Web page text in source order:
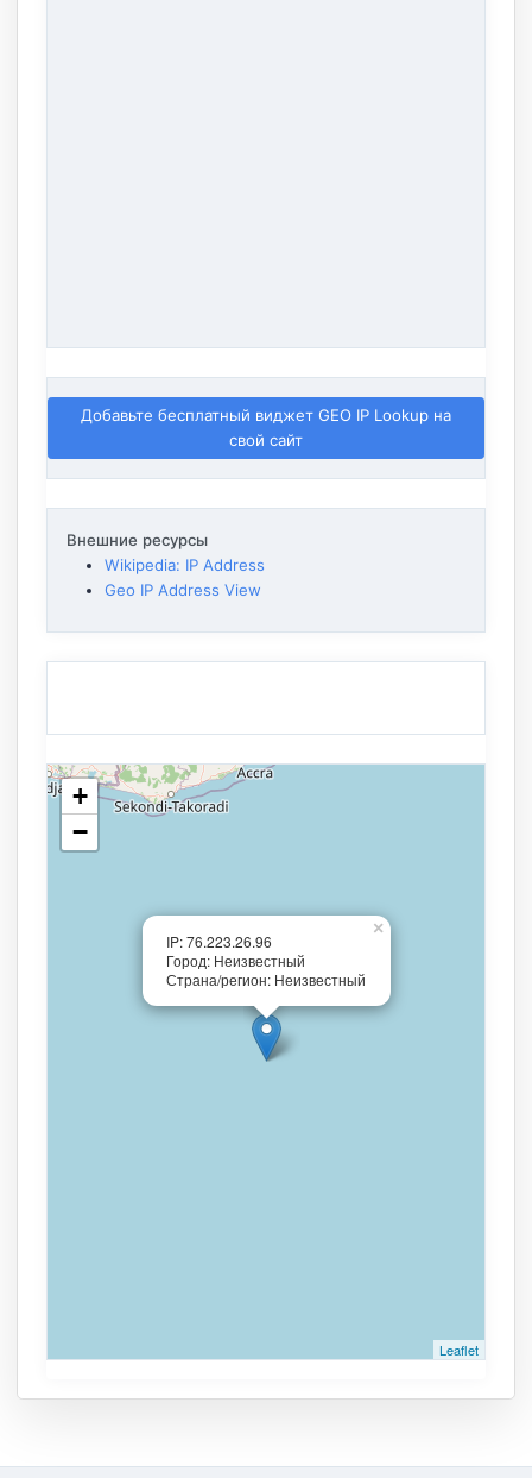
Добавьте бесплатный виджет GEO IP Lookup на
свой сайт
Внешние ресурсы
Wikipedia: IP Address
Geo IP Address View
IP: 76.223.26.96
Город: Неизвестный
Страна/регион: Неизвестный
×
+
−
Leaflet